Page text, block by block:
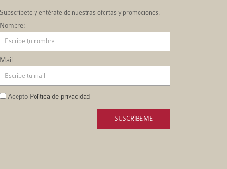
Subscríbete y entérate de nuestras ofertas y promociones.
Nombre:
Mail:
Acepto Política de privacidad
SUSCRÍBEME